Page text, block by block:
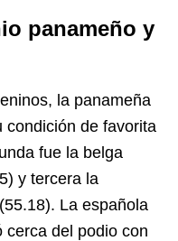
panameño y
la panameña
condición de favorita
fue la belga
y tercera la
La española
cerca del podio con